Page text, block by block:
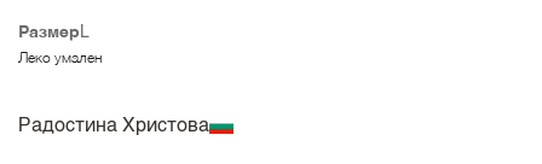
Размер L
Леко умален
Радостина Христова